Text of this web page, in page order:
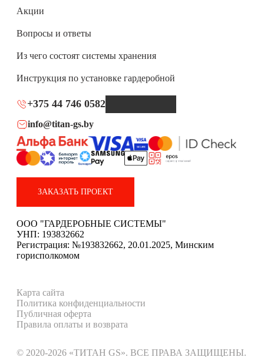
Акции
Вопросы и ответы
Из чего состоят системы хранения
Инструкция по установке гардеробной
+375 44 746 0582
info@titan-gs.by
ЗАКАЗАТЬ ПРОЕКТ
ООО "ГАРДЕРОБНЫЕ СИСТЕМЫ"
УНП: 193832662
Регистрация: №193832662, 20.01.2025, Минским
горисполкомом
Карта сайта
Политика конфиденциальности
Публичная оферта
Правила оплаты и возврата
© 2020-2026 «ТИТАН GS». ВСЕ ПРАВА ЗАЩИЩЕНЫ.